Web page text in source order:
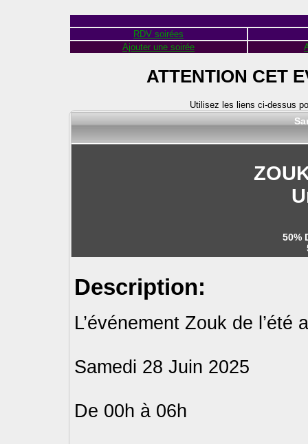
RDV soirées
Ajouter une soirée
ATTENTION CET
Utilisez les liens ci-dessus
50%
Description:
L’événement Zouk de l’été
Samedi 28 Juin 2025
De 00h à 06h